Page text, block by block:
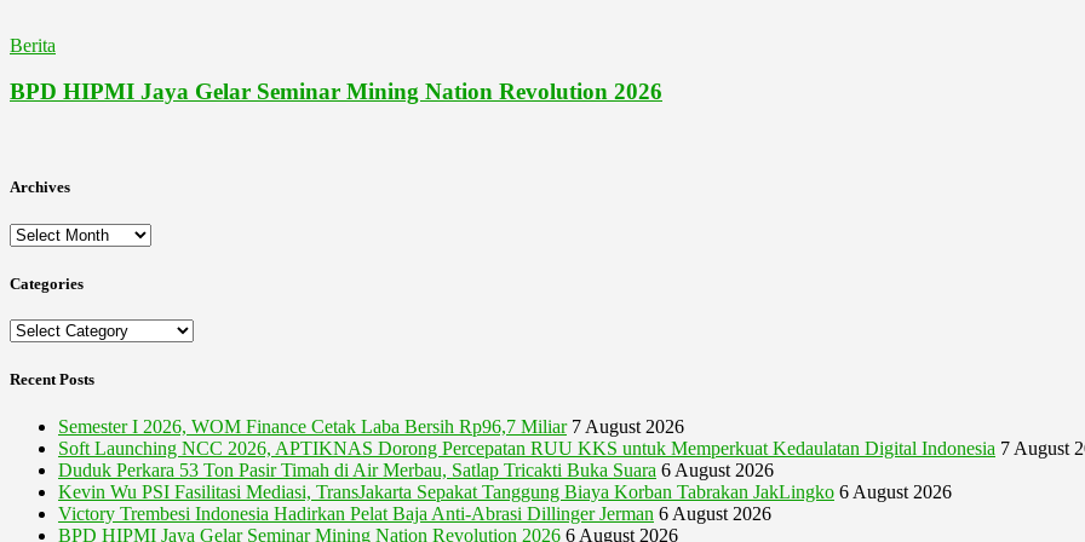
Berita
BPD HIPMI Jaya Gelar Seminar Mining Nation Revolution 2026
Archives
Archives
Categories
Categories
Recent Posts
Semester I 2026, WOM Finance Cetak Laba Bersih Rp96,7 Miliar 7 August 2026
Soft Launching NCC 2026, APTIKNAS Dorong Percepatan RUU KKS untuk Memperkuat Kedaulatan Digital Indonesia 7 August
Duduk Perkara 53 Ton Pasir Timah di Air Merbau, Satlap Tricakti Buka Suara 6 August 2026
Kevin Wu PSI Fasilitasi Mediasi, TransJakarta Sepakat Tanggung Biaya Korban Tabrakan JakLingko 6 August 2026
Victory Trembesi Indonesia Hadirkan Pelat Baja Anti-Abrasi Dillinger Jerman 6 August 2026
BPD HIPMI Jaya Gelar Seminar Mining Nation Revolution 2026 6 August 2026